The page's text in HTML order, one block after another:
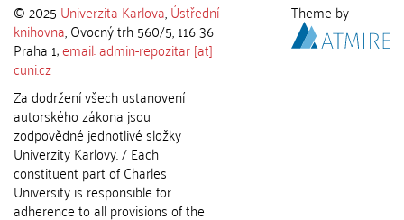
© 2025 Univerzita Karlova,Ústřední
knihovna, Ovocný trh 560/5, 116 36
Praha 1;email: admin-repozitar [at]
cuni.cz
Za dodržení všech ustanovení
autorského zákona jsou
zodpovědné jednotlivé složky
Univerzity Karlovy. / Each
constituent part of Charles
University is responsible for
adherence to all provisions of the
Theme by